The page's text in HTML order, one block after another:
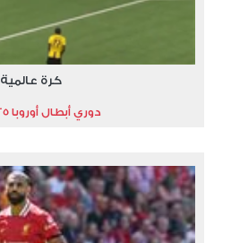
كرة عالمية
دوري أبطال أوروبا 2024/2025